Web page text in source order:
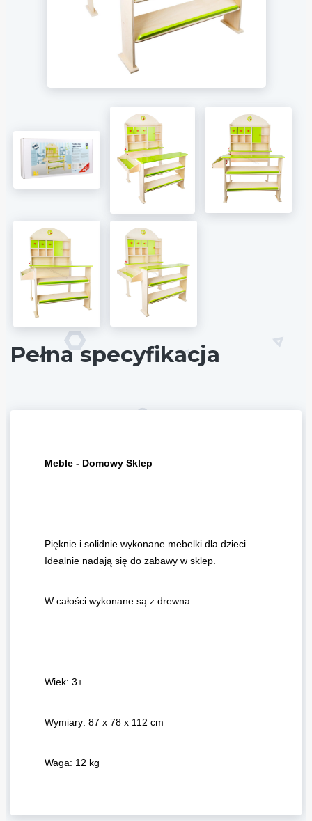
Pełna specyfikacja
Meble - Domowy Sklep
Pięknie i solidnie wykonane mebelki dla dzieci.
Idealnie nadają się do zabawy w sklep.
W całości wykonane są z drewna.
Wiek: 3+
Wymiary: 87 x 78 x 112 cm
Waga: 12 kg